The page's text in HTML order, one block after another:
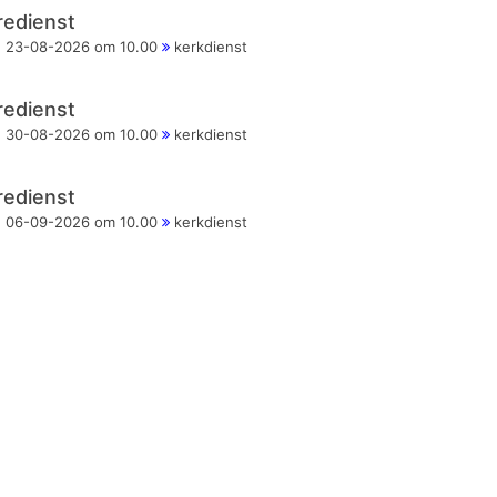
23-08-2026 om 10.00 kerkdienst
30-08-2026 om 10.00 kerkdienst
06-09-2026 om 10.00 kerkdienst